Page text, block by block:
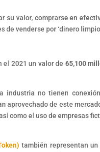
su valor, comprarse en
venderse por ‘dinero
el 2021 un valor de 65,100
industria no tienen
aprovechado de este
como el uso de empresas
también representan un